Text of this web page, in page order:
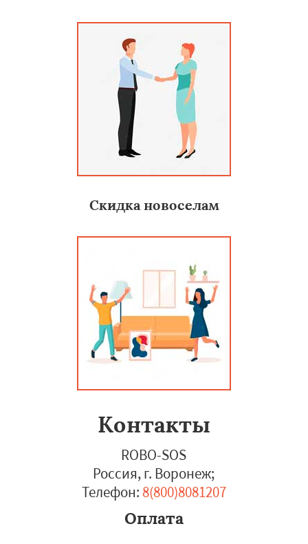
Скидка новоселам
Контакты
ROBO-SOS
Россия, г. Воронеж;
Телефон: 8(800)8081207
Оплата